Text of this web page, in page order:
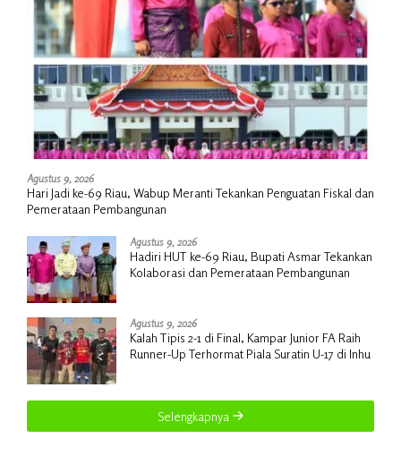
Agustus 9, 2026
Hari Jadi ke-69 Riau, Wabup Meranti Tekankan Penguatan Fiskal dan
Pemerataan Pembangunan
Agustus 9, 2026
Hadiri HUT ke-69 Riau, Bupati Asmar Tekankan
Kolaborasi dan Pemerataan Pembangunan
Agustus 9, 2026
Kalah Tipis 2-1 di Final, Kampar Junior FA Raih
Runner-Up Terhormat Piala Suratin U-17 di Inhu
Selengkapnya